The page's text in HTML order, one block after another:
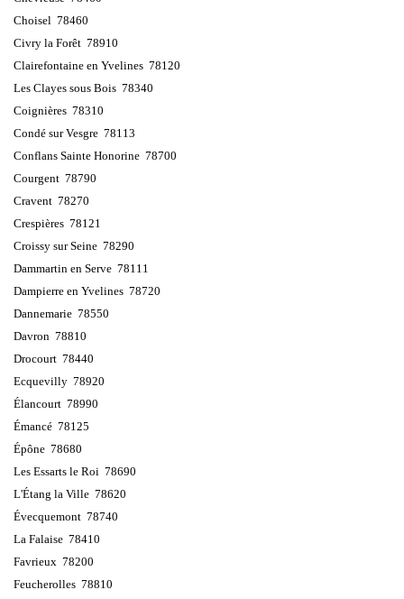
Choisel 78460
Civry la Forêt 78910
Clairefontaine en Yvelines 78120
Les Clayes sous Bois 78340
Coignières 78310
Condé sur Vesgre 78113
Conflans Sainte Honorine 78700
Courgent 78790
Cravent 78270
Crespières 78121
Croissy sur Seine 78290
Dammartin en Serve 78111
Dampierre en Yvelines 78720
Dannemarie 78550
Davron 78810
Drocourt 78440
Ecquevilly 78920
Élancourt 78990
Émancé 78125
Épône 78680
Les Essarts le Roi 78690
L'Étang la Ville 78620
Évecquemont 78740
La Falaise 78410
Favrieux 78200
Feucherolles 78810